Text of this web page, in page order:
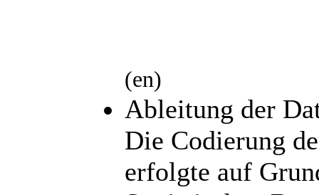
(en)
Ableitung der
Die Codierung
erfolgte auf